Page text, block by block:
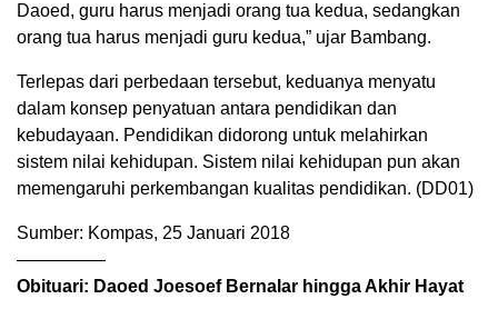
Daoed, guru harus menjadi orang tua kedua, sedangkan
orang tua harus menjadi guru kedua,” ujar Bambang.
Terlepas dari perbedaan tersebut, keduanya menyatu
dalam konsep penyatuan antara pendidikan dan
kebudayaan. Pendidikan didorong untuk melahirkan
sistem nilai kehidupan. Sistem nilai kehidupan pun akan
memengaruhi perkembangan kualitas pendidikan. (DD01)
Sumber: Kompas, 25 Januari 2018
—————
Obituari: Daoed Joesoef Bernalar hingga Akhir Hayat